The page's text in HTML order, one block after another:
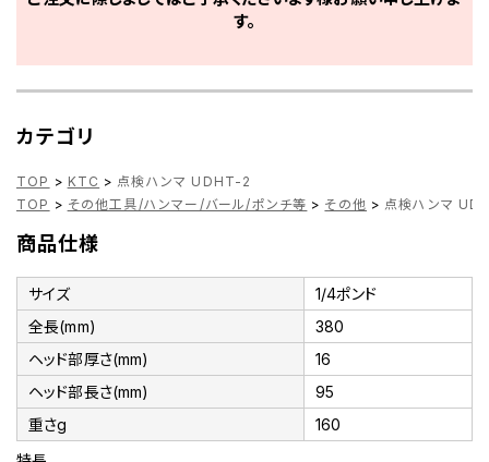
す。
カテゴリ
TOP > KTC > 点検ハンマ UDHT-2
TOP > その他工具/ハンマー/バール/ポンチ等 > その他 > 点検ハンマ
商品仕様
サイズ
1/4ポンド
全長(mm)
380
ヘッド部厚さ(mm)
16
ヘッド部長さ(mm)
95
重さg
160